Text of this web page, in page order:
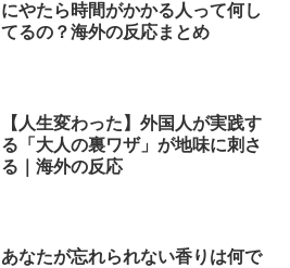
にやたら時間がかかる人って何し
てるの？海外の反応まとめ
【人生変わった】外国人が実践す
る「大人の裏ワザ」が地味に刺さ
る｜海外の反応
あなたが忘れられない香りは何で